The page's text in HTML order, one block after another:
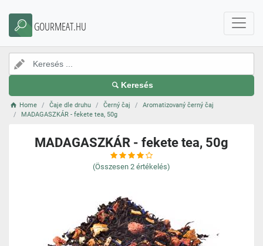
GOURMEAT.HU
Keresés
Home Čaje dle druhu Černý čaj
Aromatizovaný černý čaj
MADAGASZKÁR - fekete tea, 50g
MADAGASZKÁR - fekete tea, 50g
(Összesen 2 értékelés)